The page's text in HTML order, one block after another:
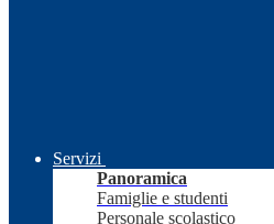
Servizi
Panoramica
Famiglie e studenti
Personale scolastico